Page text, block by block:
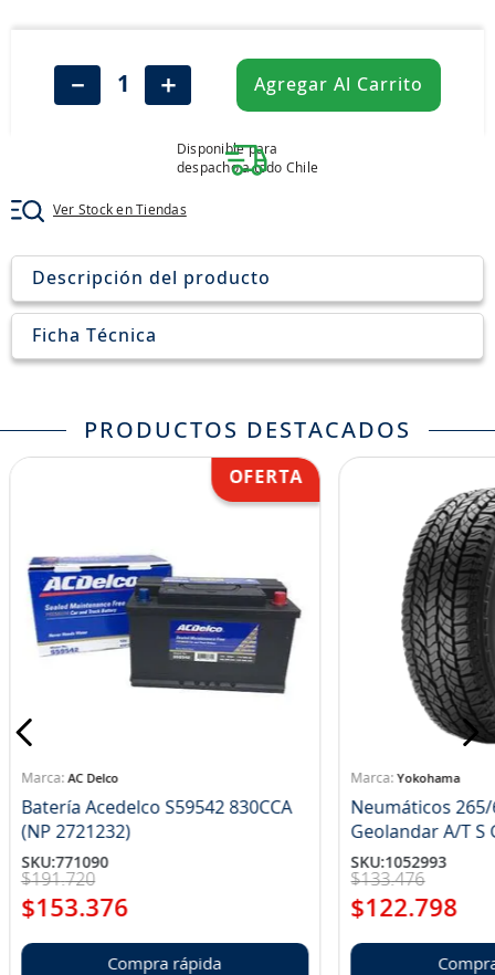
＋
－ Agregar Al Carrito
Disponible para
despacho a todo Chile
Ver Stock en Tiendas
Descripción del producto
Ficha Técnica
PRODUCTOS DESTACADOS
AC Delco
Batería Acedelco S59542 830CCA
(NP 2721232)
SKU:771090
$191.720
$153.376
Compra rápida
Yokohama
Neumáticos 265/
SKU:1052993
$133.476
$122.798
neumáticos 235